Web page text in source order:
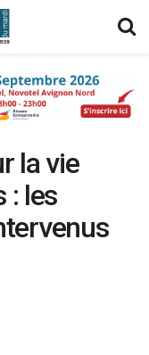
la vie
: les